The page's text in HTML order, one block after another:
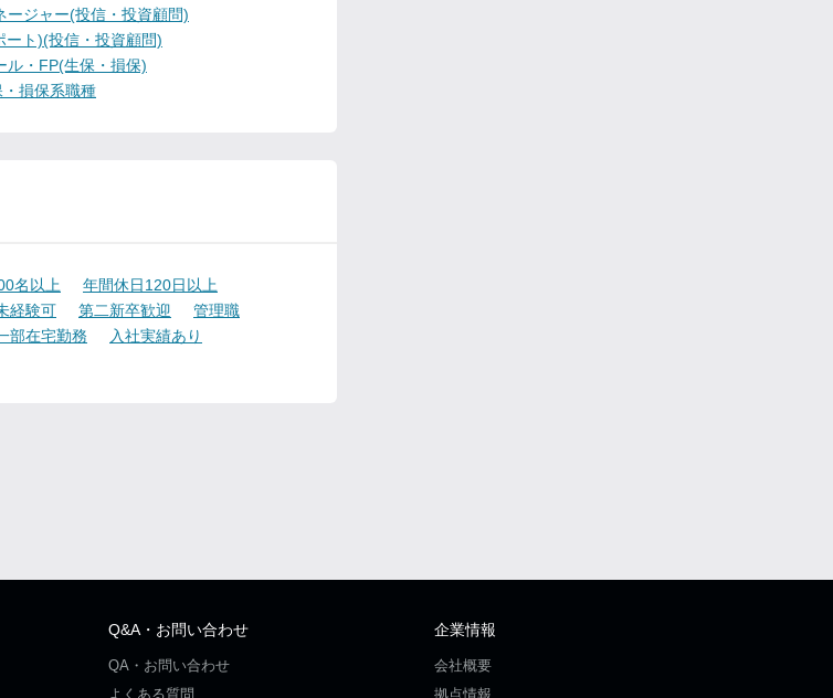
ージャー(投信・投資顧問)
ート)(投信・投資顧問)
ル・FP(生保・損保)
損保系職種
名以上
年間休日120日以上
経験可 第二新卒歓迎
管理職
部在宅勤務
入社実績あり
Q&A・お問い合わせ
QA・お問い合わせ
よくある質問
企業情報
会社概要
拠点情報